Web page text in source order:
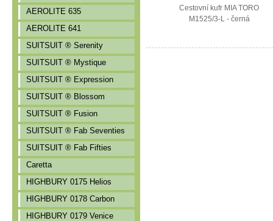
AEROLITE 635
AEROLITE 641
SUITSUIT ® Serenity
SUITSUIT ® Mystique
SUITSUIT ® Expression
SUITSUIT ® Blossom
SUITSUIT ® Fusion
SUITSUIT ® Fab Seventies
SUITSUIT ® Fab Fifties
Caretta
HIGHBURY 0175 Helios
HIGHBURY 0178 Carbon
HIGHBURY 0179 Venice
Cestovní kufr MIA TORO
M1525/3-L - černá